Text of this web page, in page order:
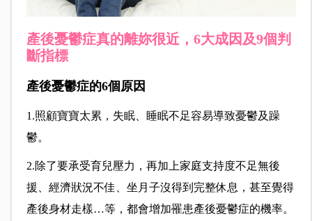
產後憂鬱症真的離妳很近，6大成因及9個判
斷指標
產後憂鬱症的6個原因
1.照顧寶寶太累，失眠、睡眠不足容易導致憂鬱及躁
鬱。
2.除了要承受育兒壓力，再加上家庭支持度不足無後
援、經濟狀況不佳、坐月子沒得到完整休息，甚至覺得
產後身材走樣…等，都會增加罹患產後憂鬱症的機率。